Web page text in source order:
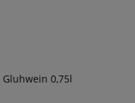
0,75l